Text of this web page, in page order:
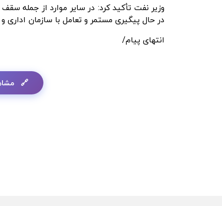
وزیر نفت تأکید کرد: در سایر موارد از جمله
در حال پیگیری مستمر و تعامل با سازمان
انتهای پیام/